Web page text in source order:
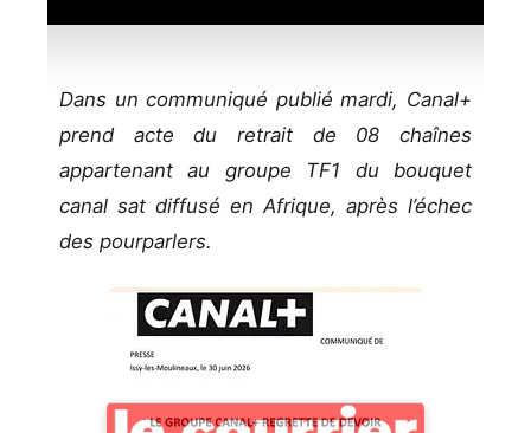
Dans un communiqué publié mardi, Canal+
prend acte du retrait de 08 chaînes
appartenant au groupe TF1 du bouquet
canal sat diffusé en Afrique, après l’échec
des pourparlers.